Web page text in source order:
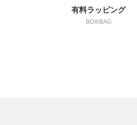
有料ラッピング
BOX/BAG